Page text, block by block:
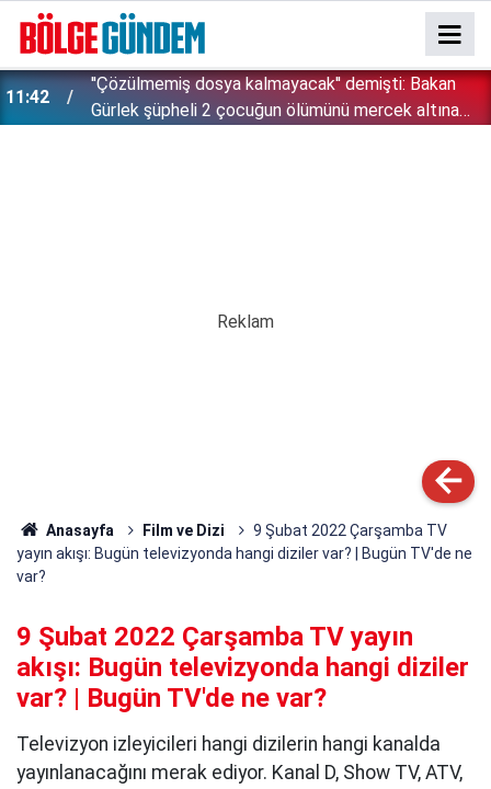
11:42
''Çözülmemiş dosya kalmayacak'' demişti: Bakan
Gürlek şüpheli 2 çocuğun ölümünü mercek altına
Anasayfa Film ve Dizi
9 Şubat 2022 Çarşamba TV
yayın akışı: Bugün televizyonda hangi diziler var? | Bugün TV'de ne
var?
9 Şubat 2022 Çarşamba TV yayın
akışı: Bugün televizyonda hangi diziler
var? | Bugün TV'de ne var?
Televizyon izleyicileri hangi dizilerin hangi kanalda
yayınlanacağını merak ediyor. Kanal D, Show TV, ATV,